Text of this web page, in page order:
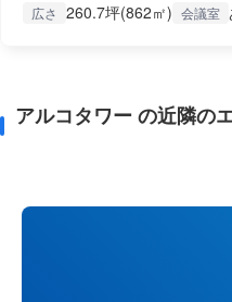
広さ 260.7坪(862㎡) 会議室
アルコタワー の近隣の